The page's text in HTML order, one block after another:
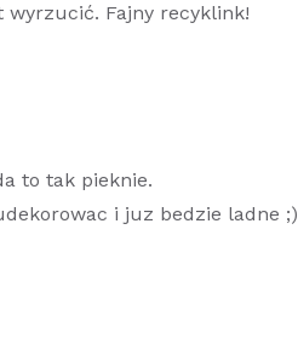
wyrzucić. Fajny recyklink!
to tak pieknie.
i juz bedzie ladne ;)